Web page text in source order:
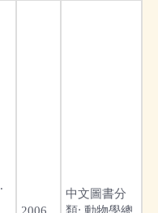
2006
中文圖書分
類: 動物學總